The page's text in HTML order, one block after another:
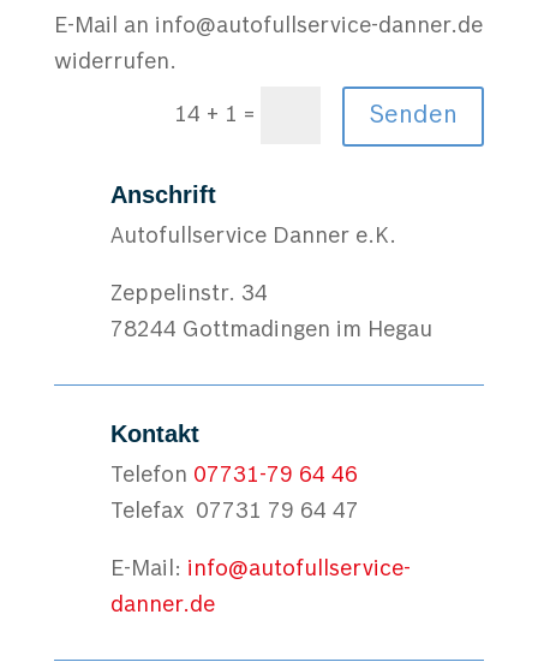
E-Mail an info@autofullservice-danner.de
widerrufen.
14 + 1 = Senden
Anschrift
Autofullservice Danner e.K.
Zeppelinstr. 34
78244 Gottmadingen im Hegau
Kontakt
Telefon 07731-79 64 46
Telefax 07731 79 64 47
E-Mail: info@autofullservice-
danner.de